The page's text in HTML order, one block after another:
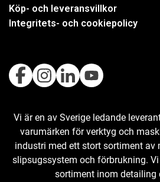
Köp- och leveransvillkor
Integritets- och cookiepolicy
Vi är en av Sverige ledande
varumärken för verktyg och
industri med ett stort sortiment av
slipsugssystem och förbrukning.
sortiment inom detailing